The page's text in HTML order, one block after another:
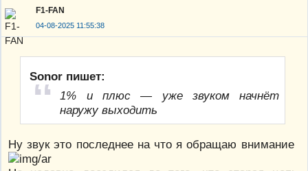
F1-FAN
04-08-2025 11:55:38
Sonor пишет:
1% и плюс — уже звуком начнёт
наружу выходить
Ну звук это последнее на что я обращаю внимание